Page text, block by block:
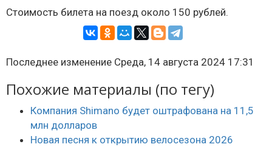
Стоимость билета на поезд около 150 рублей.
Последнее изменение Среда, 14 августа 2024 17:31
Похожие материалы (по тегу)
Компания Shimano будет оштрафована на 11,5
млн долларов
Новая песня к открытию велосезона 2026